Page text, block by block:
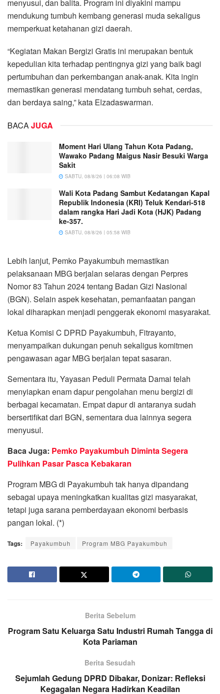
menyusui, dan balita. Program ini diyakini mampu
mendukung tumbuh kembang generasi muda sekaligus
memperkuat ketahanan gizi daerah.
“Kegiatan Makan Bergizi Gratis ini merupakan bentuk
kepedulian kita terhadap pentingnya gizi yang baik bagi
pertumbuhan dan perkembangan anak-anak. Kita ingin
memastikan generasi mendatang tumbuh sehat, cerdas,
dan berdaya saing,” kata Elzadaswarman.
BACAJUGA
Moment Hari Ulang Tahun Kota Padang,
Wawako Padang Maigus Nasir Besuki Warga
Sakit
SABTU, 08/8/26 | 06:08 WIB
Wali Kota Padang Sambut Kedatangan Kapal
Republik Indonesia (KRI) Teluk Kendari-518
dalam rangka Hari Jadi Kota (HJK) Padang
ke-357.
SABTU, 08/8/26 | 05:58 WIB
Lebih lanjut, Pemko Payakumbuh memastikan
pelaksanaan MBG berjalan selaras dengan Perpres
Nomor 83 Tahun 2024 tentang Badan Gizi Nasional
(BGN). Selain aspek kesehatan, pemanfaatan pangan
lokal diharapkan menjadi penggerak ekonomi masyarakat.
Ketua Komisi C DPRD Payakumbuh, Fitrayanto,
menyampaikan dukungan penuh sekaligus komitmen
pengawasan agar MBG berjalan tepat sasaran.
Sementara itu, Yayasan Peduli Permata Damai telah
menyiapkan enam dapur pengolahan menu bergizi di
berbagai kecamatan. Empat dapur di antaranya sudah
bersertifikat dari BGN, sementara dua lainnya segera
menyusul.
Baca Juga: Pemko Payakumbuh Diminta Segera
Pulihkan Pasar Pasca Kebakaran
Program MBG di Payakumbuh tak hanya dipandang
sebagai upaya meningkatkan kualitas gizi masyarakat,
tetapi juga sarana pemberdayaan ekonomi berbasis
pangan lokal. (*)
Tags: Payakumbuh Program MBG Payakumbuh
Berita Sebelum
Program Satu Keluarga Satu Industri Rumah Tangga di
Kota Pariaman
Berita Sesudah
Sejumlah Gedung DPRD Dibakar, Donizar: Refleksi
Kegagalan Negara Hadirkan Keadilan